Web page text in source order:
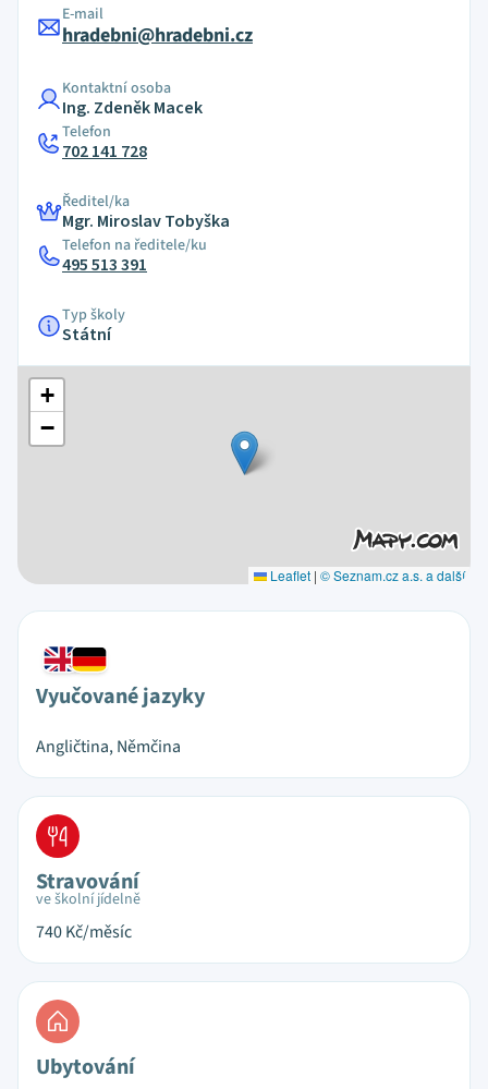
E-mail
hradebni@hradebni.cz
Kontaktní osoba
Ing. Zdeněk Macek
Telefon
702 141 728
Ředitel/ka
Mgr. Miroslav Tobyška
Telefon na ředitele/ku
495 513 391
Typ školy
Státní
+
−
Leaflet | © Seznam.cz a.s. a další
Vyučované jazyky
Angličtina, Němčina
Stravování
ve školní jídelně
740Kč/měsíc
Ubytování